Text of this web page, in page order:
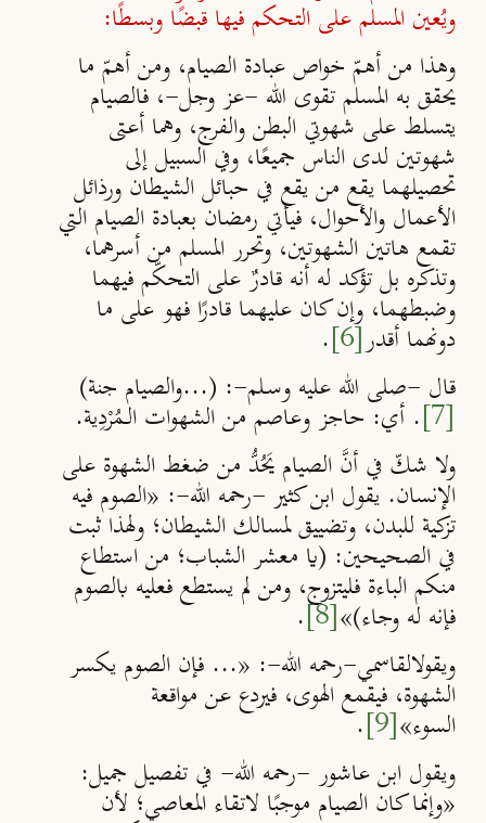
ويُعين المسلم على التحكم فيها قبضًا وبسطًا:
وهذا من أهمّ خواص عبادة الصيام، ومن أهمّ ما
يحقق به المسلم تقوى الله -عز وجل-، فالصيام
يتسلط على شهوتي البطن والفرج، وهما أعتى
شهوتين لدى الناس جميعًا، وفي السبيل إلى
تحصيلهما يقع من يقع في حبائل الشيطان ورذائل
الأعمال والأحوال، فيأتي رمضان بعبادة الصيام التي
تقمع هاتين الشهوتين، وتحرر المسلم من أسرهما،
وتذكره بل تؤكد له أنه قادرٌ على التحكّم فيهما
وضبطهما، وإن كان عليهما قادرًا فهو على ما
دونهما أقدر[6]
.
قال -صلى الله عليه وسـلم-: (...والصيام جنة)
[7]
. أي: حاجز وعاصم من الشهوات الـمُرْدِية.
ولا شكّ في أنَّ الصيام يَحُدُّ من ضغط الشهوة على
الإنسان. يقولابن كثير-رحمه الله-: «الصوم فيه
تزكية للبدن، وتضييق لمسالك الشيطان؛ ولهذا ثبت
في الصحيحين: (يا معشر الشباب؛ من استطاع
منكم الباءة فليتزوج، ومن لم يستطع فعليه بالصوم
فإنه له وجاء)»[8]
.
ويقولالقاسمي-رحمه الله-: «... فإن الصوم يكسر
الشهوة، فيقمع الهوى، فيردع عن مواقعة
السوء»[9]
.
ويقول ابن عاشور -رحمه الله- في تفصيل جميل:
«وإنما كان الصيام موجبًا لاتقاء المعاصي؛ لأن